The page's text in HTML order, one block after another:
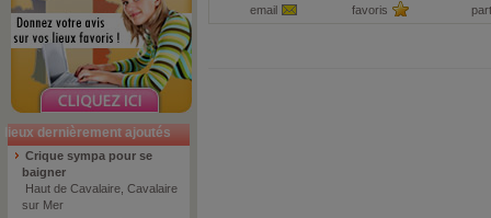
lieux dernièrement ajoutés
Crique sympa pour se
baigner
Haut de Cavalaire, Cavalaire
sur Mer
email favoris